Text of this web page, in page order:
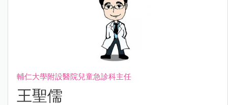
輔仁大學附設醫院兒童急診科主任
王聖儒